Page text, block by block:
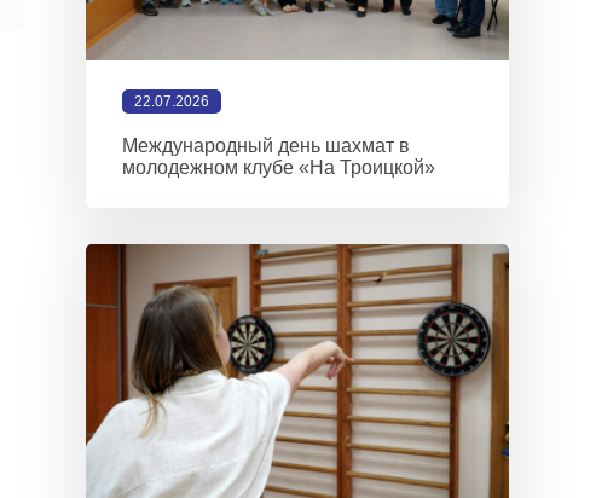
22.07.2026
Международный день шахмат в
молодежном клубе «На Троицкой»